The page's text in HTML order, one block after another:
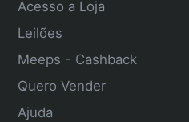
Acesso a Loja
Leilões
Meeps - Cashback
Quero Vender
Ajuda